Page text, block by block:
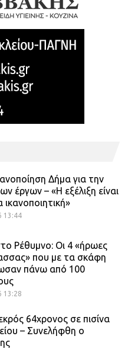
Δήμα για την
έργων – «Η εξέλιξη είναι
ικανοποιητική»
13:44
Ρέθυμνο: Οι 4 «ήρωες
που με τα σκάφη
πάνω από 100
13:28
64χρονος σε πισίνα
– Συνελήφθη ο